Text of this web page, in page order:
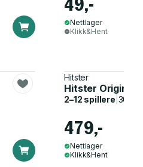
49,-
Nettlager
Klikk&Hent
Hitster
Hitster Original
2–12 spillere
479,-
Nettlager
Klikk&Hent